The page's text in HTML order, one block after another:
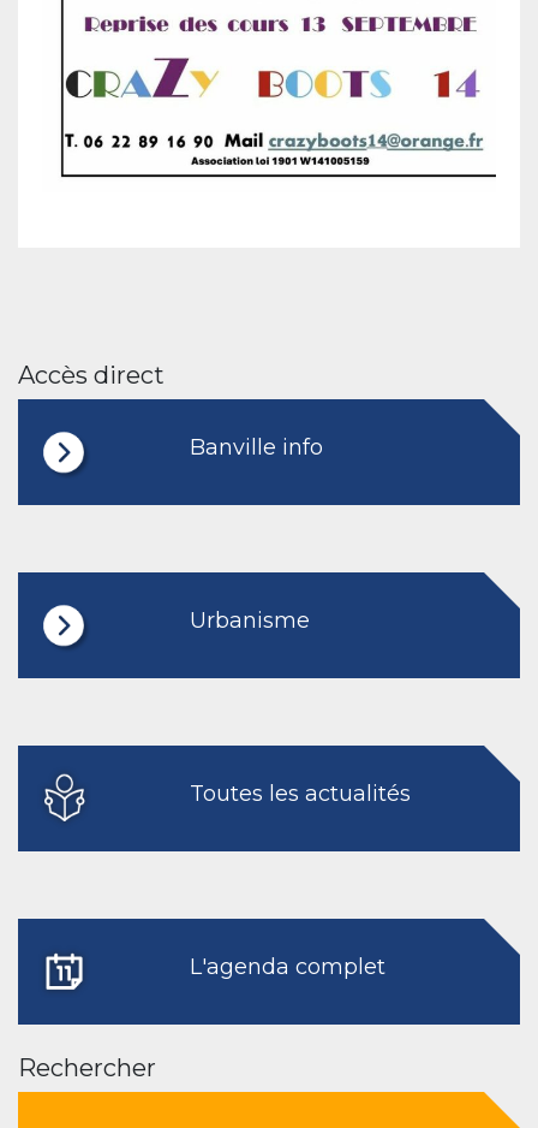
Accès direct
Banville info
Urbanisme
Toutes les actualités
L'agenda complet
Rechercher